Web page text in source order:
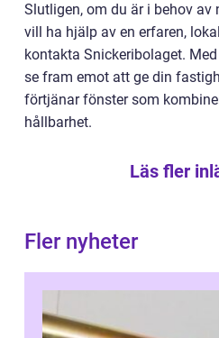
Slutligen, om du är i behov av
vill ha hjälp av en erfaren,
kontakta Snickeribolaget.
se fram emot att ge din
förtjänar fönster som
hållbarhet.
Läs fler
Fler nyheter